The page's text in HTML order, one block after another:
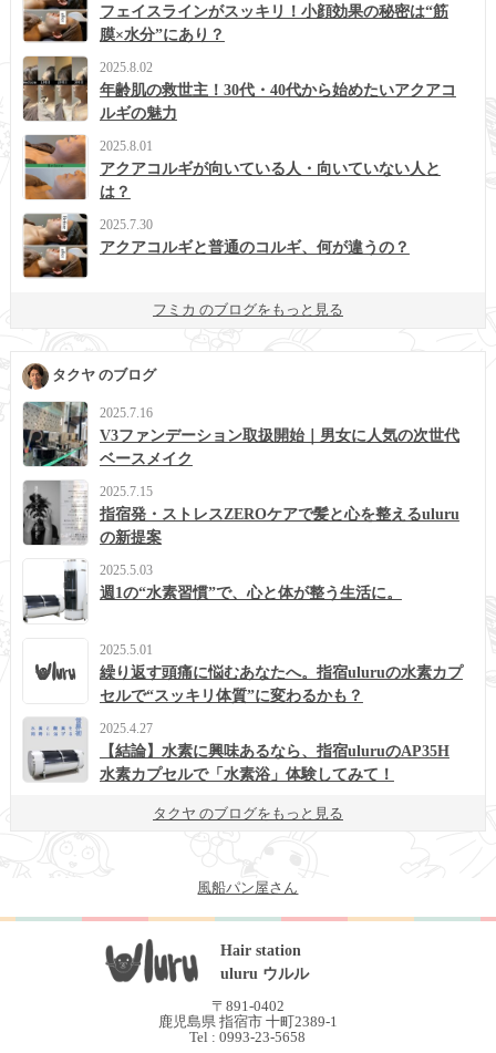
フェイスラインがスッキリ！小顔効果の秘密は“筋
膜×水分”にあり？
2025.8.02
年齢肌の救世主！30代・40代から始めたいアクアコ
ルギの魅力
2025.8.01
アクアコルギが向いている人・向いていない人と
は？
2025.7.30
アクアコルギと普通のコルギ、何が違うの？
フミカ のブログをもっと見る
タクヤ のブログ
2025.7.16
V3ファンデーション取扱開始｜男女に人気の次世代
ベースメイク
2025.7.15
指宿発・ストレスZEROケアで髪と心を整えるuluru
の新提案
2025.5.03
週1の“水素習慣”で、心と体が整う生活に。
2025.5.01
繰り返す頭痛に悩むあなたへ。指宿uluruの水素カプ
セルで“スッキリ体質”に変わるかも？
2025.4.27
【結論】水素に興味あるなら、指宿uluruのAP35H
水素カプセルで「水素浴」体験してみて！
タクヤ のブログをもっと見る
風船パン屋さん
Hair station
uluru ウルル
〒891-0402
鹿児島県 指宿市 十町2389-1
Tel : 0993-23-5658